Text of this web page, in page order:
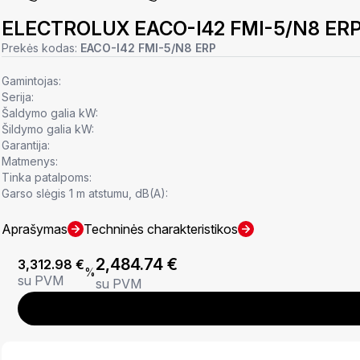
ELECTROLUX EACO-I42 FMI-5/N8
Prekės kodas: EACO-I42 FMI-5/N8 ERP
Gamintojas:
Serija:
Šaldymo galia kW:
Šildymo galia kW:
Garantija:
Matmenys:
Tinka patalpoms:
Garso slėgis 1 m atstumu, dB(A):
Aprašymas Techninės charakteristikos
3,312.98 €
su PVM
%2,484.74 €
su PVM